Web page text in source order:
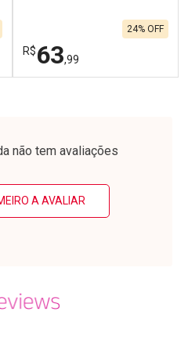
R$63,99
24% OFF
Laboratório
Por Menos
não tem avaliações
A AVALIAR